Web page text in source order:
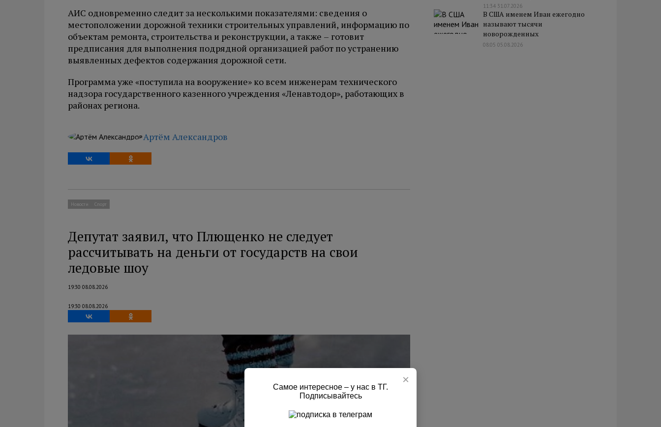
АИС одновременно следит за несколькими показателями: сведения о
местоположении дорожной техники строительных управлений, информацию по
объектам ремонта, строительства и реконструкции, а также – готовит
предписания для выполнения подрядной организацией работ по устранению
выявленных дефектов содержания дорожной сети.
Программа уже «поступила на вооружение» ко всем инженерам технического
надзора государственного казенного учреждения «Ленавтодор», работающих в
районах региона.
Артём Александров
Новости Спорт
Депутат заявил, что Плющенко не следует
рассчитывать на деньги от государств на свои
ледовые шоу
19:30 08.08.2026
19:30 08.08.2026
11:34 31.07.2026
В США именем Иван ежегодно
называют тысячи
новорожденных
08:05 05.08.2026
×
Самое интересное – у нас в ТГ.
Подписывайтесь